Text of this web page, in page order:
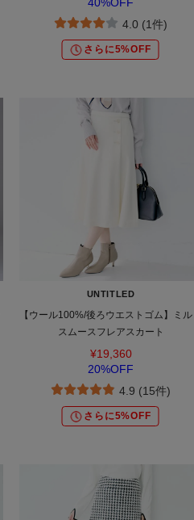
4.0 (1件)
さらに5%OFF
UNTITLED
【ウール100%/後ろウエストゴム】ミル
スムースフレアスカート
¥19,360
20%OFF
4.9 (15件)
さらに5%OFF